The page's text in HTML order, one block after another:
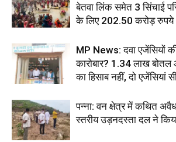
बेतवा लिंक समेत 3 सिंचाई
के लिए 202.50 करोड़ रुपये
MP News: दवा एजेंसियों
कारोबार? 1.34 लाख
का हिसाब नहीं, दो एजेंसियां
पन्ना: वन क्षेत्र में कथित
स्तरीय उड़नदस्ता दल ने किया